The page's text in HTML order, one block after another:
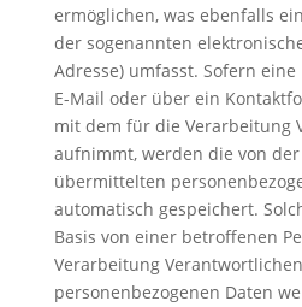
ermöglichen, was ebenfalls
der sogenannten
Adresse) umfasst. Sofern
E-Mail oder über ein
mit dem für die Verarbeitung
aufnimmt, werden die von
übermittelten
automatisch gespeichert.
Basis von einer betroffenen
Verarbeitung
personenbezogenen Daten